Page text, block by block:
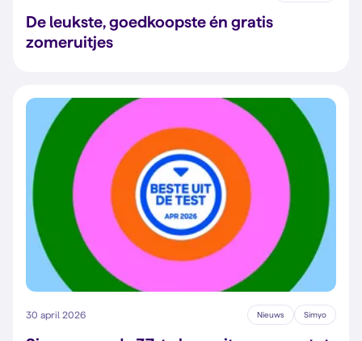
De leukste, goedkoopste én gratis
zomeruitjes
30 april 2026 Nieuws Simyo